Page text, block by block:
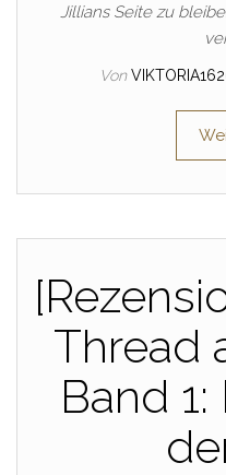
Jillians Seite zu
Von
Thread
Band